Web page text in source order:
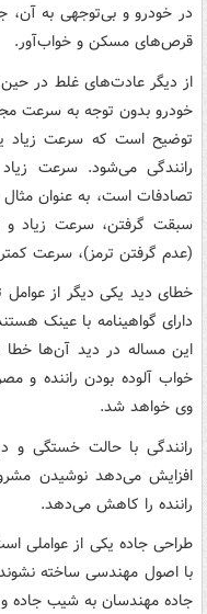
در خودرو و بی‌توجهی به
قرص‌های مسکن و خواب‌آور.
از دیگر عادت‌های غلط در
خودرو بدون توجه به سرعت
توضیح است که سرعت زیاد
رانندگی می‌شود. سرعت
تصادفات است، به عنوان
سبقت گرفتن، سرعت زیاد
(عدم گرفتن ترمز)، سرعت کمتر
خطای دید یکی دیگر از عوامل
دارای گواهینامه با عینک
این مساله در دید آن‌ها
خواب آلوده بودن راننده
وی خواهد شد.
رانندگی با حالت خستگی و
افزایش می‌دهد نوشیدن
راننده را کاهش می‌دهد.
طراحی جاده یکی از عواملی
با اصول مهندسی ساخته
جاده مهندسان به شیب جاده و